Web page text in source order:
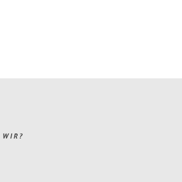
WIR?